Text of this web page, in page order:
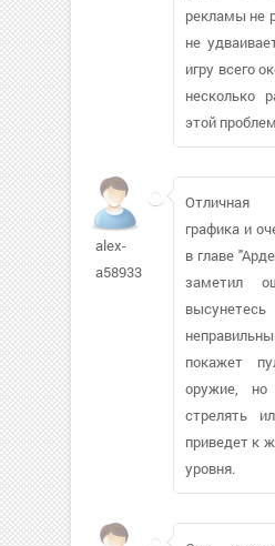
рекламы не
не
игру всего
несколько
этой
alex-
a58933
Отличная
графика и
в главе
заметил
покажет
оружие,
стрелять
приведет к
уровня.